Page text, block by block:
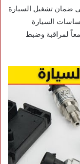
ضمان تشغيل السيارة
السيارة
لمراقبة وضبط